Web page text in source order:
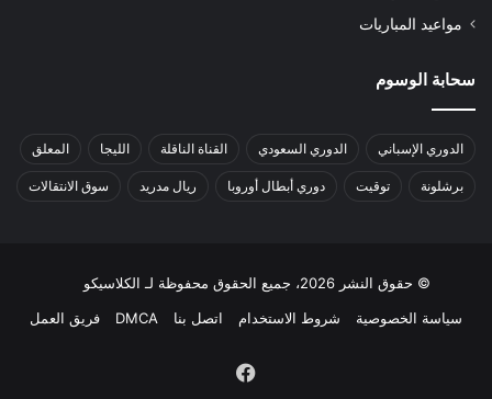
مواعيد المباريات
سحابة الوسوم
الدوري الإسباني الدوري السعودي القناة الناقلة الليجا المعلق
برشلونة توقيت دوري أبطال أوروبا ريال مدريد سوق الانتقالات
© حقوق النشر 2026، جميع الحقوق محفوظة لـ الكلاسيكو
سياسة الخصوصية
شروط الاستخدام اتصل بنا DMCA فريق العمل
فيسبوك